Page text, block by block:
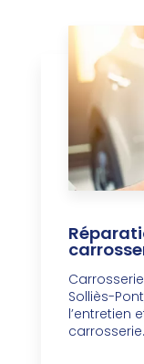
Solliès-
l’entretien